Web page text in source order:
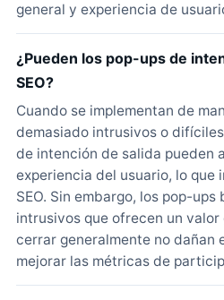
general y experiencia de
¿Pueden los pop-ups de
SEO?
Cuando se implementan de
demasiado intrusivos o
de intención de salida pueden
experiencia del usuario, lo
SEO. Sin embargo, los pop-
intrusivos que ofrecen un
cerrar generalmente no dañan
mejorar las métricas de